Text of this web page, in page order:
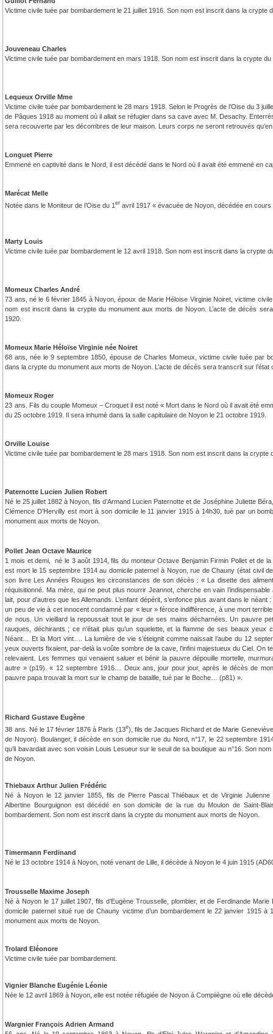
Victime civile tuée par bombardement le 21 juillet 1916. Son nom est inscrit dans la crypte
Jouveneau Charles
Victime civile tuée par bombardement en mars 1918. Son nom est inscrit dans la crypte
Lequeux Orville Mme
Victime civile tuée par bombardement le 28 mars 1918. Selon le Progrès de l’Oise du 3
de Pâques 1918 au moment où il allait se réfugier dans sa cave avec M. Desachy.
sera recouverte par les décombres de leur maison. Leurs corps ne seront retrouvés
Longuet Pierre
Emmené en captivité dans le Nord, il est décédé dans le Nord où il avait été emmené en
Marécat Melle
Notée dans le Moniteur de l’Oise du 1er avril 1917 « évacuée de Noyon, décédée en
Marty Louis
Victime civile tuée par bombardement le 12 avril 1918. Son nom est inscrit dans la crypte
Momeux Charles André
73 ans, né le 6 février 1845 à Noyon, époux de Marie Héloise Virginie Noiret, victime
nom est inscrit dans la crypte du monument aux morts de Noyon. L’acte de décès
1920.
Momeux Marie Héloïse Virginie née Noiret
68 ans, née le 9 septembre 1850, épouse de Charles Momeux, victime civile tuée par
dans la crypte du monument aux morts de Noyon. L’acte de décès sera transcrit sur
Momeux Roger
23 ans. Fils du couple Momeux – Croquet il est noté « Mort dans le Nord où il avait été
du 25 octobre 1919. Il sera inhumé dans la salle capitulaire de Noyon le 21 octobre 1919.
Orville Louise
Victime civile tuée par bombardement le 28 mars 1918. Son nom est inscrit dans la crypte
Paternotte Lucien Julien Robert
Né le 25 juillet 1882 à Noyon, fils d’Armand Lucien Paternotte et de Joséphine Juliette
Clémence D’Hervilly est mort à son domicile le 11 janvier 1915 à 14h30, tué par un
monument aux morts de Noyon.
Pollet Jean Octave Maurice
1 mois et demi, né le 3 août 1914, fils du monteur Octave Benjamin Firmin Pollet et de
est mort le 15 septembre 1914 au domicile paternel à Noyon, rue de Chauny (état civil
son livre Les Années Rouges les circonstances de son décès : « La disette des
réquisitionné. Ma mère, qui ne peut plus nourrir Jeannot, cherche en vain
lait, pour d’autres que les Allemands. L’enfant dépérit, s’enfonce plus avant dans le
un peu de vie à cet innocent condamné par « leur » féroce indifférence, à une mort
de nous. Un vieillard la repoussait tout le jour de ses mains décharnées. Un pauvre
rauques, déchirants ; ce n’était plus qu’un squelette, et la flamme de ses beaux
Néant… Et la Mort vint…. La lumière de vie s’éteignit comme naissait l’aube du 12
yeux ouverts fixaient, par-delà la voûte sombre de la cave, l’infini majestueux du Ciel. On
relevaient. Les femmes qui venaient saluer et bénir la pauvre dépouille mortelle,
autre » (p19). « 12 septembre 1916… Deux ans, jour pour jour, après le décès de
pauvre papa trouvait la mort sur le champ de bataille, tué par le Boche… (p81) ».
Richard Gustave Eugène
38 ans. Né le 17 février 1876 à Paris (13e), fils de Jacques Richard et de Marie
de Noyon). Boulanger, il décède en son domicile rue du Nord, n°17, le 22 septembre
qu’il bavardait avec son voisin Louis Lesueur sur le seuil de sa boutique au n°16. Son
de Noyon.
Thiebaux Arthur Julien Frédéric
Né à Noyon le 12 janvier 1855, fils de Pierre Pascal Thiébaux et de Virginie
Albertine Bourguignon est décédé en son domicile de la rue du Moulon de Saint-
bombardement. Son nom est inscrit dans la crypte du monument aux morts de Noyon.
Timermann Ferdinand
Né le 13 octobre 1914 à Noyon, noté venant de Lille, il décède à Noyon le 4 juin 1915
Trousselle Maxime Joseph
Né à Noyon le 17 juillet 1907, fils d’Eugène Trousselle, plombier, et de Ferdinande
domicile paternel situé rue de Chauny victime d’un bombardement le 22 janvier 1915
monument aux morts de Noyon.
Trolard Eléonore
Victime civile tuée par bombardement.
Vignier Blanche Eugénie Léonie
Née le 12 avril 1869 à Noyon, elle est notée réfugiée de Noyon à Compiiègne où elle
Wargnier François Adrien Armand